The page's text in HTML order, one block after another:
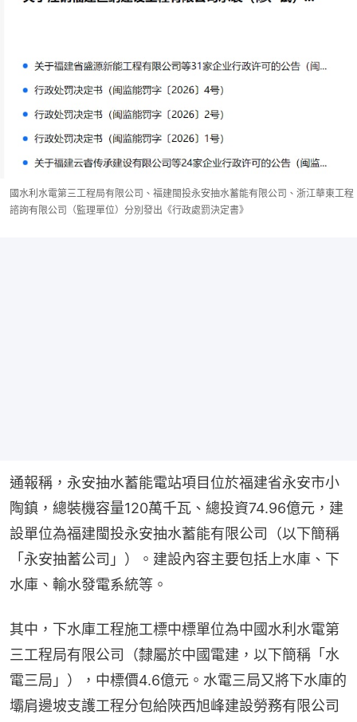
國水利水電第三工程局有限公司、福建閩投永安抽水蓄能有限公司、浙江華東工程
諮詢有限公司（監理單位）分別發出《行政處罰決定書》
通報稱，永安抽水蓄能電站項目位於福建省永安市小
陶鎮，總裝機容量120萬千瓦、總投資74.96億元，建
設單位為福建閩投永安抽水蓄能有限公司（以下簡稱
「永安抽蓄公司」）。建設內容主要包括上水庫、下
水庫、輸水發電系統等。
其中，下水庫工程施工標中標單位為中國水利水電第
三工程局有限公司（隸屬於中國電建，以下簡稱「水
電三局」），中標價4.6億元。水電三局又將下水庫的
壩肩邊坡支護工程分包給陜西旭峰建設勞務有限公司